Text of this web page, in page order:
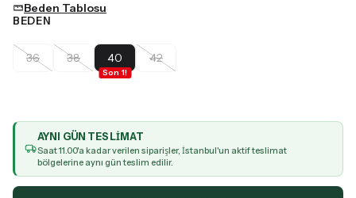
Beden Tablosu
BEDEN
36 38 40
Son 1!
42
AYNI GÜN TESLIMAT
Saat11.00'a kadar verilen siparişler, İstanbul'un aktif teslimat
bölgelerine aynı gün teslim edilir.